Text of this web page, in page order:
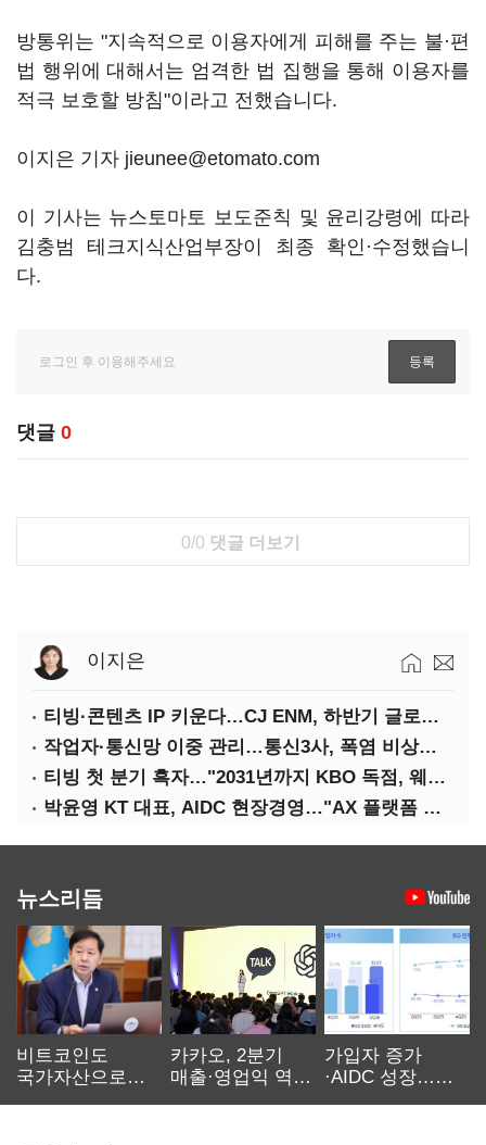
방통위는 "지속적으로 이용자에게 피해를 주는 불·편
법 행위에 대해서는 엄격한 법 집행을 통해 이용자를
적극 보호할 방침"이라고 전했습니다.
이지은 기자 jieunee@etomato.com
이 기사는 뉴스토마토 보도준칙 및 윤리강령에 따라
김충범 테크지식산업부장이 최종 확인·수정했습니
다.
댓글 0
0/0 댓글 더보기
이지은
티빙·콘텐츠 IP 키운다…CJ ENM, 하반기 글로벌 확장 가속
작업자·통신망 이중 관리…통신3사, 폭염 비상대응 돌입
티빙 첫 분기 흑자…"2031년까지 KBO 독점, 웨이브 합병도 속도"
박윤영 KT 대표, AIDC 현장경영…"AX 플랫폼 핵심 인프라로 키운다"
뉴스리듬
비트코인도
국가자산으로…'
카카오, 2분기
매출·영업익 역대
가입자 증가
·AIDC 성장…